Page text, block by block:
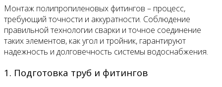
Монтаж полипропиленовых фитингов – процесс,
требующий точности и аккуратности. Соблюдение
правильной технологии сварки и точное соединение
таких элементов, как угол и тройник, гарантируют
надежность и долговечность системы водоснабжения.
1. Подготовка труб и фитингов